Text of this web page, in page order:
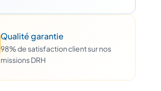
Qualité garantie
98% de satisfaction client sur nos
missions DRH